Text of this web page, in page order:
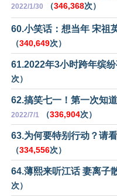
2022/1/30 （346,368次）
60.小笑话：想当年 宋祖
（340,649次）
61.2022年3小时跨年缤纷
次）
62.搞笑七一！第一次知
2022/7/1 （336,904次）
63.为何要特别行动？请
（334,556次）
64.薄熙来听江话 妻离子
次）